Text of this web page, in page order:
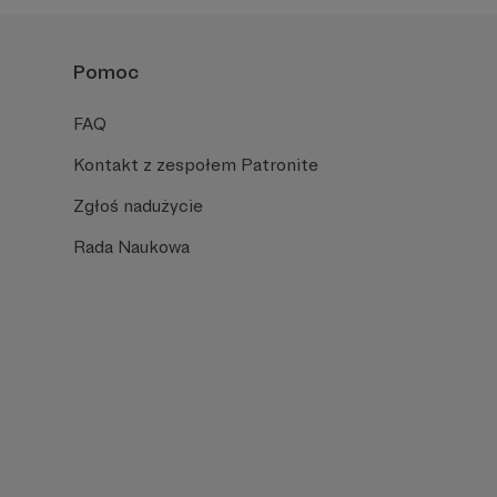
Pomoc
FAQ
Kontakt z zespołem Patronite
Zgłoś nadużycie
Rada Naukowa